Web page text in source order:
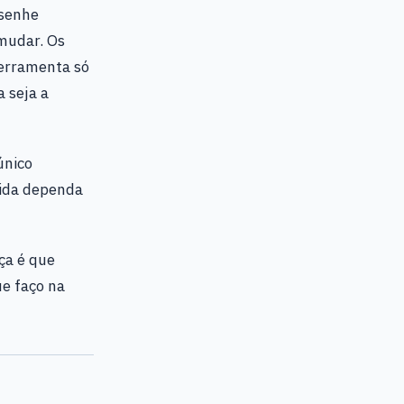
Os
só
seja a
dependa
é que
faço na